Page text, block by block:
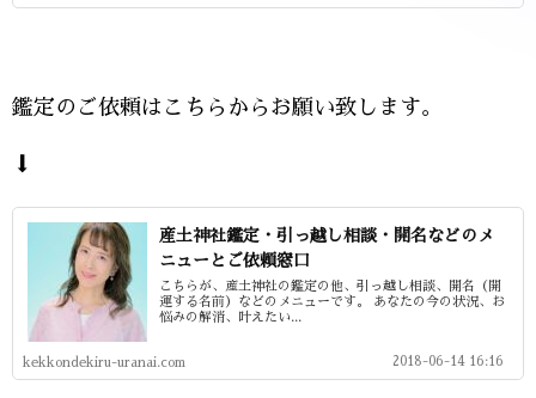
鑑定のご依頼はこちらからお願い致します。
⬇
産土神社鑑定・引っ越し相談・開名などのメ
ニューとご依頼窓口
こちらが、産土神社の鑑定の他、引っ越し相談、開名（開
運する名前）などのメニューです。 あなたの今の状況、お
悩みの解消、叶えたい...
kekkondekiru-uranai.com 2018-06-14 16:16